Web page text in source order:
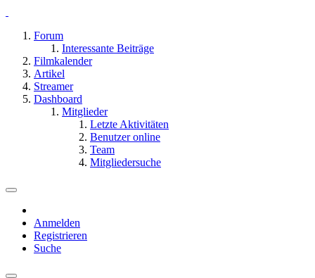
Forum
Interessante Beiträge
Filmkalender
Artikel
Streamer
Dashboard
Mitglieder
Letzte Aktivitäten
Benutzer online
Team
Mitgliedersuche
Anmelden
Registrieren
Suche